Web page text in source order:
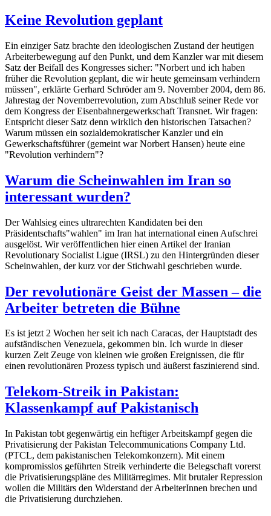
Keine Revolution geplant
Ein einziger Satz brachte den ideologischen Zustand der heutigen
Arbeiterbewegung auf den Punkt, und dem Kanzler war mit diesem
Satz der Beifall des Kongresses sicher: "Norbert und ich haben
früher die Revolution geplant, die wir heute gemeinsam verhindern
müssen", erklärte Gerhard Schröder am 9. November 2004, dem 86.
Jahrestag der Novemberrevolution, zum Abschluß seiner Rede vor
dem Kongress der Eisenbahnergewerkschaft Transnet. Wir fragen:
Entspricht dieser Satz denn wirklich den historischen Tatsachen?
Warum müssen ein sozialdemokratischer Kanzler und ein
Gewerkschaftsführer (gemeint war Norbert Hansen) heute eine
"Revolution verhindern"?
Warum die Scheinwahlen im Iran so
interessant wurden?
Der Wahlsieg eines ultrarechten Kandidaten bei den
Präsidentschafts"wahlen" im Iran hat international einen Aufschrei
ausgelöst. Wir veröffentlichen hier einen Artikel der Iranian
Revolutionary Socialist Ligue (IRSL) zu den Hintergründen dieser
Scheinwahlen, der kurz vor der Stichwahl geschrieben wurde.
Der revolutionäre Geist der Massen – die
Arbeiter betreten die Bühne
Es ist jetzt 2 Wochen her seit ich nach Caracas, der Hauptstadt des
aufständischen Venezuela, gekommen bin. Ich wurde in dieser
kurzen Zeit Zeuge von kleinen wie großen Ereignissen, die für
einen revolutionären Prozess typisch und äußerst faszinierend sind.
Telekom-Streik in Pakistan:
Klassenkampf auf Pakistanisch
In Pakistan tobt gegenwärtig ein heftiger Arbeitskampf gegen die
Privatisierung der Pakistan Telecommunications Company Ltd.
(PTCL, dem pakistanischen Telekomkonzern). Mit einem
kompromisslos geführten Streik verhinderte die Belegschaft vorerst
die Privatisierungspläne des Militärregimes. Mit brutaler Repression
wollen die Militärs den Widerstand der ArbeiterInnen brechen und
die Privatisierung durchziehen.